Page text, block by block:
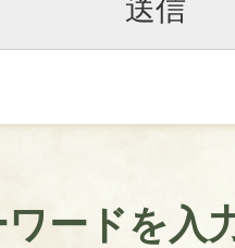
ードを入